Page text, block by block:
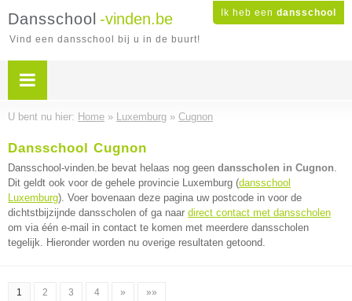
Ik heb een dansschool
Dansschool -vinden.be
Vind een dansschool bij u in de buurt!
U bent nu hier: Home » Luxemburg » Cugnon
Dansschool Cugnon
Dansschool-vinden.be bevat helaas nog geen dansscholen in Cugnon.
Dit geldt ook voor de gehele provincie Luxemburg (dansschool
Luxemburg). Voer bovenaan deze pagina uw postcode in voor de
dichtstbijzijnde dansscholen of ga naar direct contact met dansscholen
om via één e-mail in contact te komen met meerdere dansscholen
tegelijk. Hieronder worden nu overige resultaten getoond.
1 2 3 4 » »»